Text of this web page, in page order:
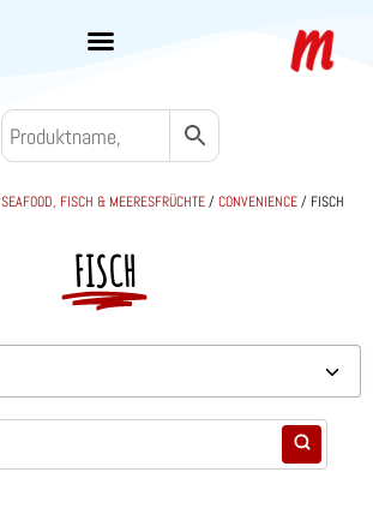
SEAFOOD, FISCH & MEERESFRÜCHTE/CONVENIENCE/ FISCH
FISCH